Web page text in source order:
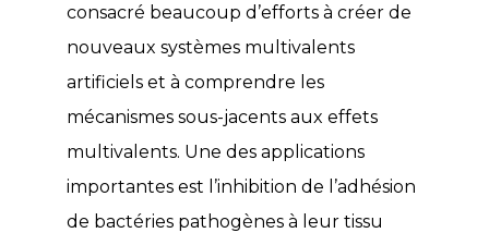
consacré beaucoup d’efforts à créer de
nouveaux systèmes multivalents
artificiels et à comprendre les
mécanismes sous-jacents aux effets
multivalents. Une des applications
importantes est l’inhibition de l’adhésion
de bactéries pathogènes à leur tissu